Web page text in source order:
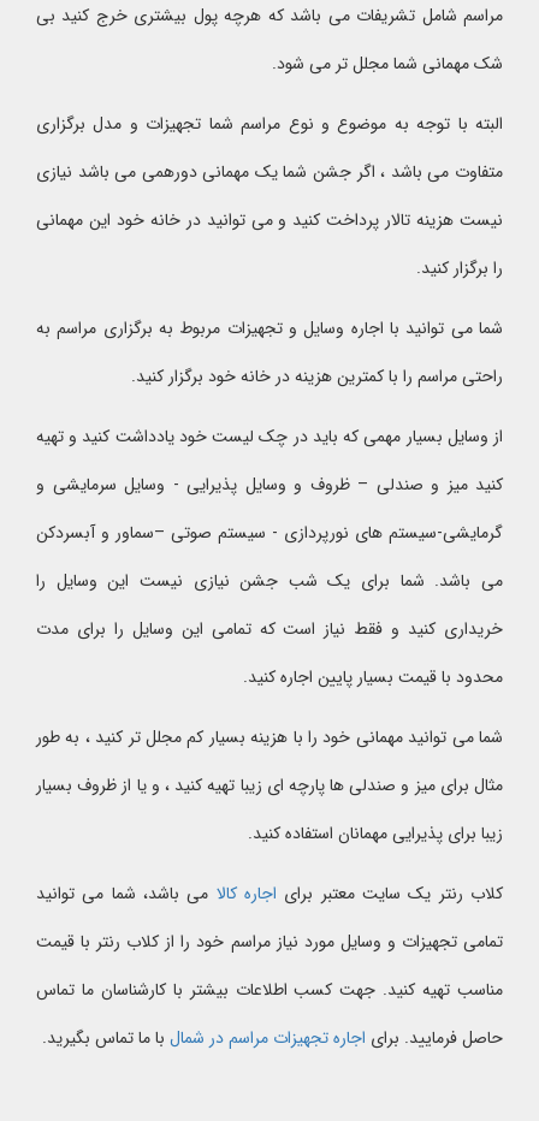
مراسم شامل تشریفات می باشد که هرچه پول بیشتری خرج کنید بی
شک مهمانی شما مجلل تر می شود.
البته با توجه به موضوع و نوع مراسم شما تجهیزات و مدل برگزاری
متفاوت می باشد ، اگر جشن شما یک مهمانی دورهمی می باشد نیازی
نیست هزینه تالار پرداخت کنید و می توانید در خانه خود این مهمانی
را برگزار کنید.
شما می توانید با اجاره وسایل و تجهیزات مربوط به برگزاری مراسم به
راحتی مراسم را با کمترین هزینه در خانه خود برگزار کنید.
از وسایل بسیار مهمی که باید در چک لیست خود یادداشت کنید و تهیه
کنید میز و صندلی – ظروف و وسایل پذیرایی - وسایل سرمایشی و
گرمایشی-سیستم های نورپردازی - سیستم صوتی –سماور و آبسردکن
می باشد. شما برای یک شب جشن نیازی نیست این وسایل را
خریداری کنید و فقط نیاز است که تمامی این وسایل را برای مدت
محدود با قیمت بسیار پایین اجاره کنید.
شما می توانید مهمانی خود را با هزینه بسیار کم مجلل تر کنید ، به طور
مثال برای میز و صندلی ها پارچه ای زیبا تهیه کنید ، و یا از ظروف بسیار
زیبا برای پذیرایی مهمانان استفاده کنید.
کلاب رنتر یک سایت معتبر برای اجاره کالا می باشد، شما می توانید
تمامی تجهیزات و وسایل مورد نیاز مراسم خود را از کلاب رنتر با قیمت
مناسب تهیه کنید. جهت کسب اطلاعات بیشتر با کارشناسان ما تماس
حاصل فرمایید. برای اجاره تجهیزات مراسم در شمال با ما تماس بگیرید.